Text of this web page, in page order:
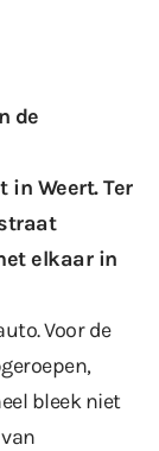
de
in Weert. Ter
elkaar in
Voor de
bleek niet